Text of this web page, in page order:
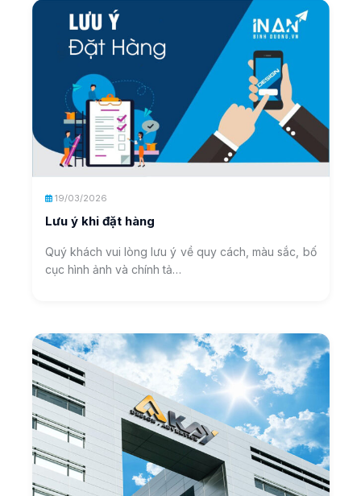
19/03/2026
Lưu ý khi đặt hàng
Quý khách vui lòng lưu ý về quy cách, màu sắc, bố
cục hình ảnh và chính tả…